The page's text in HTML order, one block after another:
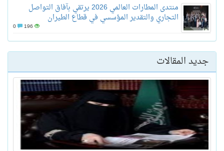
منتدى المطارات العالمي 2026 يرتقي بآفاق التواصل
التجاري والتقدير المؤسسي في قطاع الطيران
196
جديد المقالات